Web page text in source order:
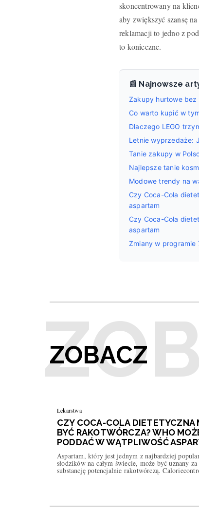
skoncentrowany na
aby zwiększyć szansę
reklamacji to jedno z
to konieczne.
📰 Najnowsze
Zakupy hurtowe
Co warto kupić w
Dlaczego LEGO
Letnie wyprzedaże:
Tanie zakupy w
Najlepsze tanie
Modowe trendy na
Czy Coca-Cola
aspartam
Czy Coca-Cola
aspartam
Zmiany w
ZOBACZ
Lekarstwa
CZY COCA-COLA DIETETYCZNA
BYĆ RAKOTWÓRCZA? WHO
PODDAĆ W WĄTPLIWOŚĆ
Aspartam, który jest jednym z najbardziej
słodzików na całym świecie, może być uznany za
substancję potencjalnie rakotwórczą.